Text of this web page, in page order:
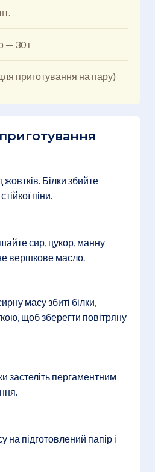
— 30 г
приготування на пару)
жовтків. Білки збийте
піни.
сир, цукор, манну
вершкове масло.
масу збиті білки,
щоб зберегти повітряну
застеліть пергаментним
на підготовлений папір і